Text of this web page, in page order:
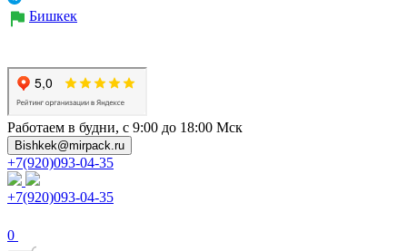
Бишкек
Работаем в будни, с 9:00 до 18:00 Мск
Bishkek@mirpack.ru
+7(920)093-04-35
+7(920)093-04-35
0